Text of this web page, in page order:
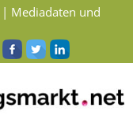
| Mediadaten und